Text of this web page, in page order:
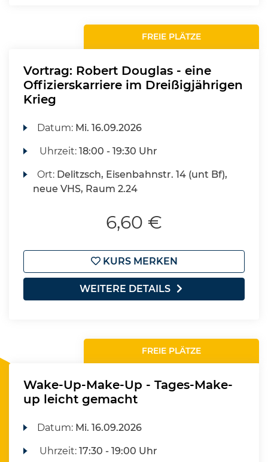
FREIE PLÄTZE
Vortrag: Robert Douglas - eine
Offizierskarriere im Dreißigjährigen
Krieg
Datum: Mi. 16.09.2026
Uhrzeit:18:00 - 19:30 Uhr
Ort: Delitzsch, Eisenbahnstr. 14 (unt Bf),
neue VHS, Raum 2.24
6,60 €
KURS MERKEN
WEITERE DETAILS
FREIE PLÄTZE
Wake-Up-Make-Up - Tages-Make-
up leicht gemacht
Datum: Mi. 16.09.2026
Uhrzeit:17:30 - 19:00 Uhr